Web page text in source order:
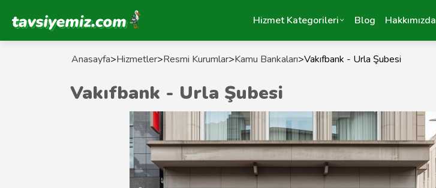
Tavsiyemiz Anasayfa Hizmet Kategorileri Blog Hakkımızda
Anasayfa>Hizmetler>Resmi Kurumlar>Kamu Bankaları>Vakıfbank - Urla Şubesi
Vakıfbank - Urla Şubesi